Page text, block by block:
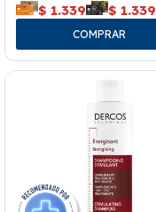
$ 1.339 $ 1.339